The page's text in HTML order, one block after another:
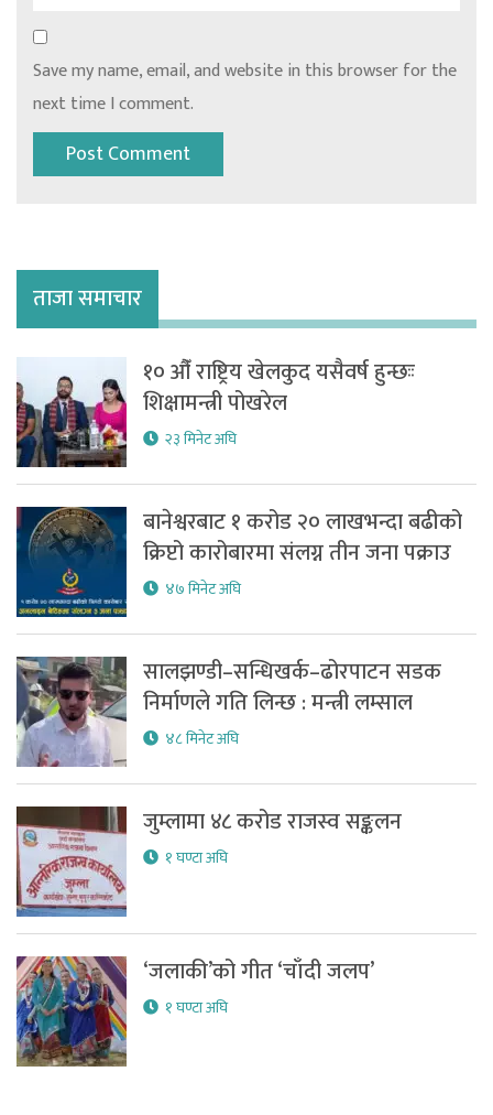
Save my name, email, and website in this browser for the
next time I comment.
ताजा समाचार
१० औँ राष्ट्रिय खेलकुद यसैवर्ष हुन्छःः
शिक्षामन्त्री पोखरेल
२३ मिनेट अघि
बानेश्वरबाट १ करोड २० लाखभन्दा बढीको
क्रिप्टो कारोबारमा संलग्न तीन जना पक्राउ
४७ मिनेट अघि
सालझण्डी–सन्धिखर्क–ढोरपाटन सडक
निर्माणले गति लिन्छ : मन्त्री लम्साल
४८ मिनेट अघि
जुम्लामा ४८ करोड राजस्व सङ्कलन
१ घण्टा अघि
‘जलाकी’को गीत ‘चाँदी जलप’
१ घण्टा अघि